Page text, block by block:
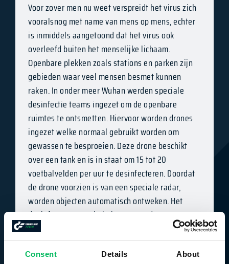
Consent Details About
Voor zover men nu weet verspreidt het virus zich
vooralsnog met name van mens op mens, echter
is inmiddels aangetoond dat het virus ook
overleefd buiten het menselijke lichaam.
Openbare plekken zoals stations en parken zijn
gebieden waar veel mensen besmet kunnen
raken. In onder meer Wuhan werden speciale
desinfectie teams ingezet om de openbare
ruimtes te ontsmetten. Hiervoor worden drones
ingezet welke normaal gebruikt worden om
gewassen te besproeien. Deze drone beschikt
over een tank en is in staat om 15 tot 20
voetbalvelden per uur te desinfecteren. Doordat
de drone voorzien is van een speciale radar,
worden objecten automatisch ontweken. Het
desinfecteren met behulp van een drone neemt
het risico op besmetting voor reguliere
ontsmettingsteams weg en biedt dus een
effectieve en veilige manier van werken.